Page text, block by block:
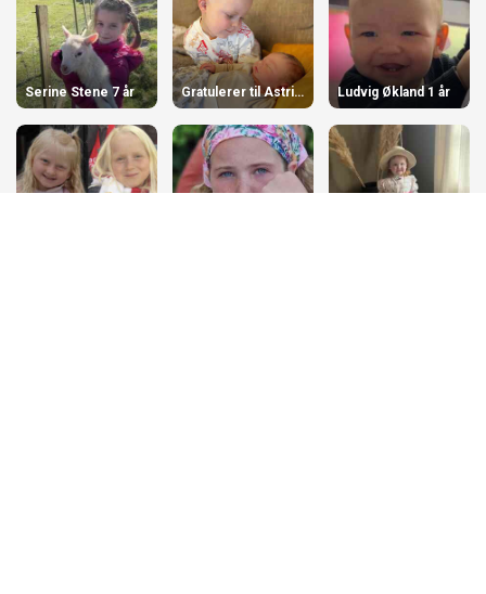
Serine Stene 7 år Gratulerer til Astrid og Simen Ludvig Økland 1 år